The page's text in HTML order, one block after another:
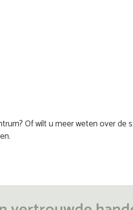
Of wilt u meer weten over